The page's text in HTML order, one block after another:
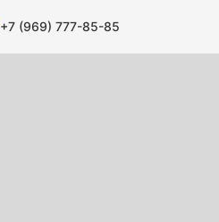
+7 (969) 777-85-85